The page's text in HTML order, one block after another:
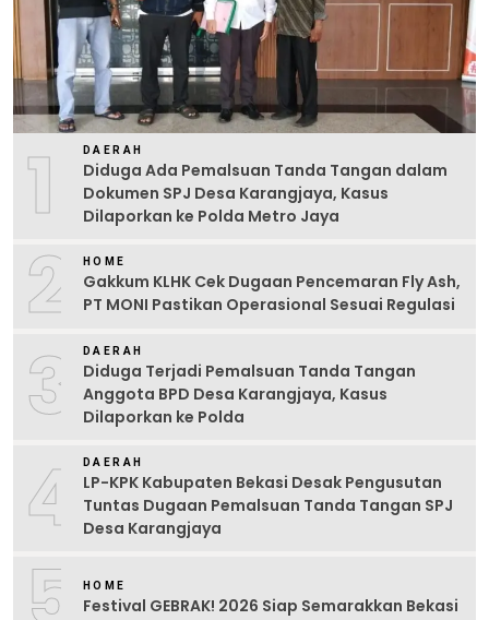
1 DAERAH
Diduga Ada Pemalsuan Tanda Tangan dalam
Dokumen SPJ Desa Karangjaya, Kasus
Dilaporkan ke Polda Metro Jaya
2 HOME
Gakkum KLHK Cek Dugaan Pencemaran Fly Ash,
PT MONI Pastikan Operasional Sesuai Regulasi
3 DAERAH
Diduga Terjadi Pemalsuan Tanda Tangan
Anggota BPD Desa Karangjaya, Kasus
Dilaporkan ke Polda
4 DAERAH
LP-KPK Kabupaten Bekasi Desak Pengusutan
Tuntas Dugaan Pemalsuan Tanda Tangan SPJ
Desa Karangjaya
HOME
Festival GEBRAK! 2026 Siap Semarakkan Bekasi